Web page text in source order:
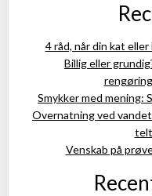
4 råd, når din kat
Billig eller
Smykker med mening:
Overnatning ved
Venskab på